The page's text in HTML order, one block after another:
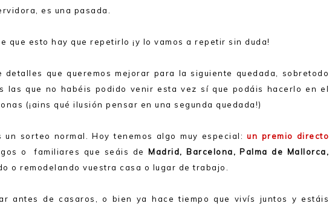
es una pasada.
que esto hay que repetirlo ¡y lo vamos a repetir sin duda!
que queremos mejorar para la siguiente quedada, sobretodo
las que no habéis podido venir esta vez sí que podáis hacerlo en el
(¡ains qué ilusión pensar en una segunda quedada!)
sorteo normal. Hoy tenemos algo muy especial: un premio directo
o familiares que seáis de Madrid, Barcelona, Palma de Mallorca,
o remodelando vuestra casa o lugar de trabajo.
antes de casaros, o bien ya hace tiempo que vivís juntos y estáis